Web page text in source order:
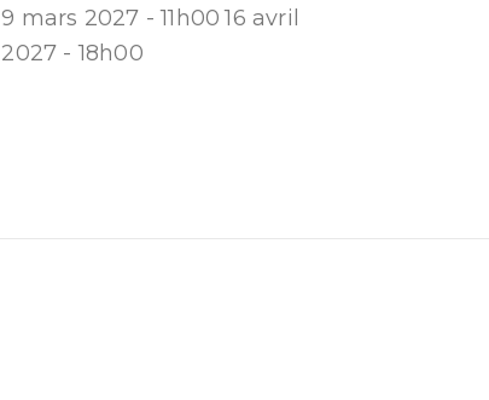
9 mars 2027 - 11h00 16 avril
2027 - 18h00